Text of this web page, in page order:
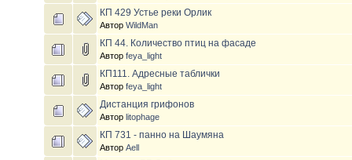
КП 429 Устье реки Орлик
АвторWildMan
КП 44. Количество птиц на фасаде
Авторfeya_light
КП111. Адресные таблички
Авторfeya_light
Дистанция грифонов
Автор litophage
КП 731 - панно на Шаумяна
АвторAell